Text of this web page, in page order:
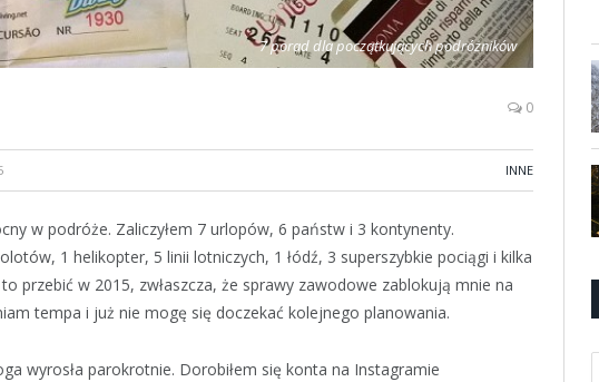
7 porad dla początkujących podróżników
0
INNE
w podróże. Zaliczyłem 7 urlopów, 6 państw i 3 kontynenty.
1 helikopter, 5 linii lotniczych, 1 łódź, 3 superszybkie pociągi i kilka
przebić w 2015, zwłaszcza, że sprawy zawodowe zablokują mnie na
tempa i już nie mogę się doczekać kolejnego planowania.
wyrosła parokrotnie. Dorobiłem się konta na Instagramie